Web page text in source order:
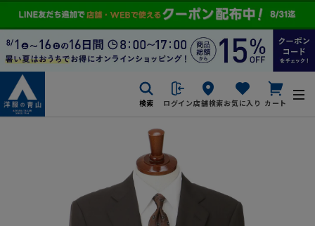
検索 ログイン店舗検索お気に入り カート